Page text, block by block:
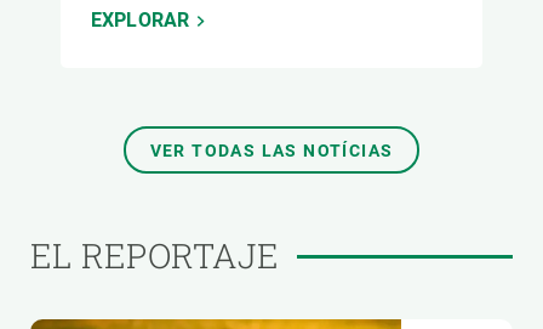
EXPLORAR
VER TODAS LAS NOTÍCIAS
EL REPORTAJE